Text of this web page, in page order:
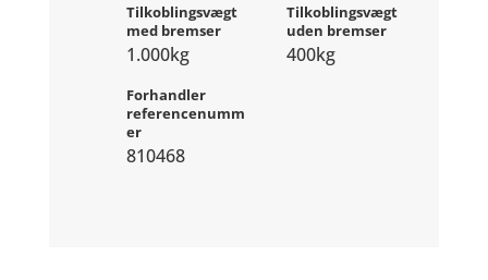
Tilkoblingsvægt
med bremser
1.000kg
Tilkoblingsvægt
uden bremser
400kg
Forhandler
referencenumm
er
810468